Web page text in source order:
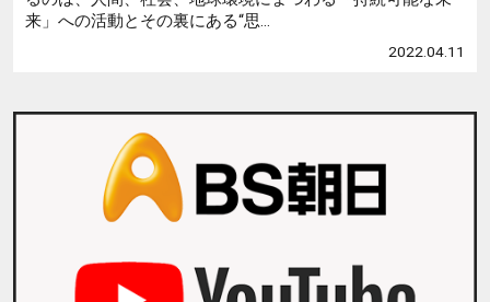
来」への活動とその裏にある“思...
2022.04.11